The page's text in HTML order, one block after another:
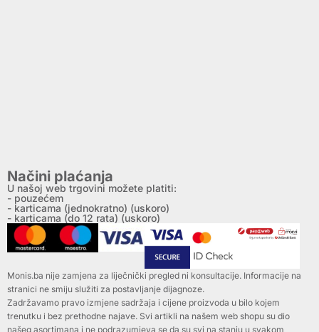
Načini plaćanja
U našoj web trgovini možete platiti:
- pouzećem
- karticama (jednokratno) (uskoro)
- karticama (do 12 rata) (uskoro)
Monis.ba nije zamjena za liječnički pregled ni konsultacije. Informacije na
stranici ne smiju služiti za postavljanje dijagnoze.
Zadržavamo pravo izmjene sadržaja i cijene proizvoda u bilo kojem
trenutku i bez prethodne najave. Svi artikli na našem web shopu su dio
našeg asortimana i ne podrazumjeva se da su svi na stanju u svakom